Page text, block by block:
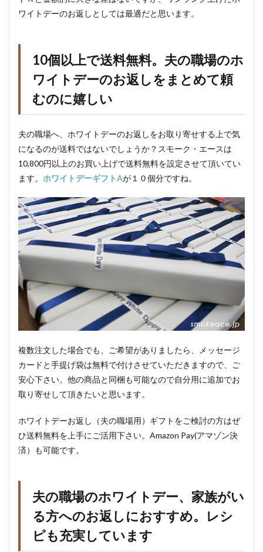
ワイトデーのお返しとしては最適だと思います。
10個以上で送料無料。夫の職場のホ
ワイトデーのお返しをまとめて頼
むのに嬉しい
夫の職場へ、ホワイトデーのお返しをお取り寄せする上で気
になるのが送料ではないでしょうか？スモーク・エースは
10,800円以上のお買い上げで送料無料を設定させて頂いてい
ます。 ホワイトデーギフトAが１０個分ですね。
複数注文した場合でも、ご希望がありましたら、メッセージ
カードと手提げ袋は無料で付けさせていただきますので、ご
安心下さい。他の商品と同梱も可能なので自分用に追加でお
取り寄せして頂きたいと思います。
ホワイトデーお返し（夫の職場用）ギフトをご検討の方はぜ
ひ送料無料を上手にご活用下さい。Amazon Pay(アマゾン決
済）も可能です。
夫の職場のホワイトデー、家族がい
る方へのお返しにおすすめ。レシ
ピも充実しています